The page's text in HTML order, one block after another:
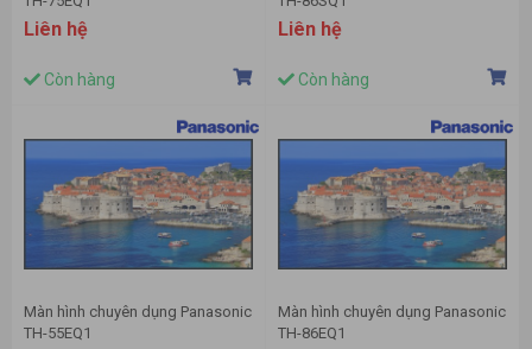
Liên hệ
Còn hàng
Liên hệ
Còn hàng
Màn hình chuyên dụng Panasonic
TH-55EQ1
Màn hình chuyên dụng Panasonic
TH-86EQ1